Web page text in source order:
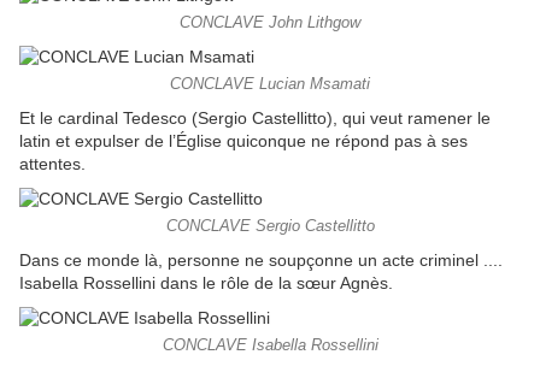
CONCLAVE John Lithgow
CONCLAVE Lucian Msamati
Et le cardinal Tedesco (Sergio Castellitto), qui veut ramener le
latin et expulser de l’Église quiconque ne répond pas à ses
attentes.
CONCLAVE Sergio Castellitto
Dans ce monde là, personne ne soupçonne un acte criminel ....
Isabella Rossellini dans le rôle de la sœur Agnès.
CONCLAVE Isabella Rossellini